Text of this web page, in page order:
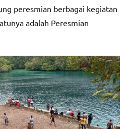
peresmian berbagai kegiatan
adalah Peresmian